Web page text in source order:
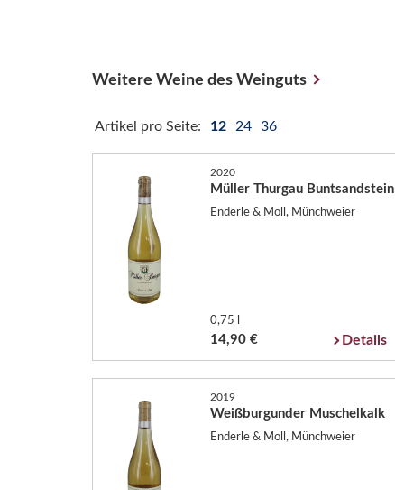
Weitere Weine des Weinguts
Artikel pro Seite: 12 24 36
2020
Müller Thurgau Buntsandstein
Enderle & Moll, Münchweier
0,75 l
14,90 € Details
2019
Weißburgunder Muschelkalk
Enderle & Moll, Münchweier